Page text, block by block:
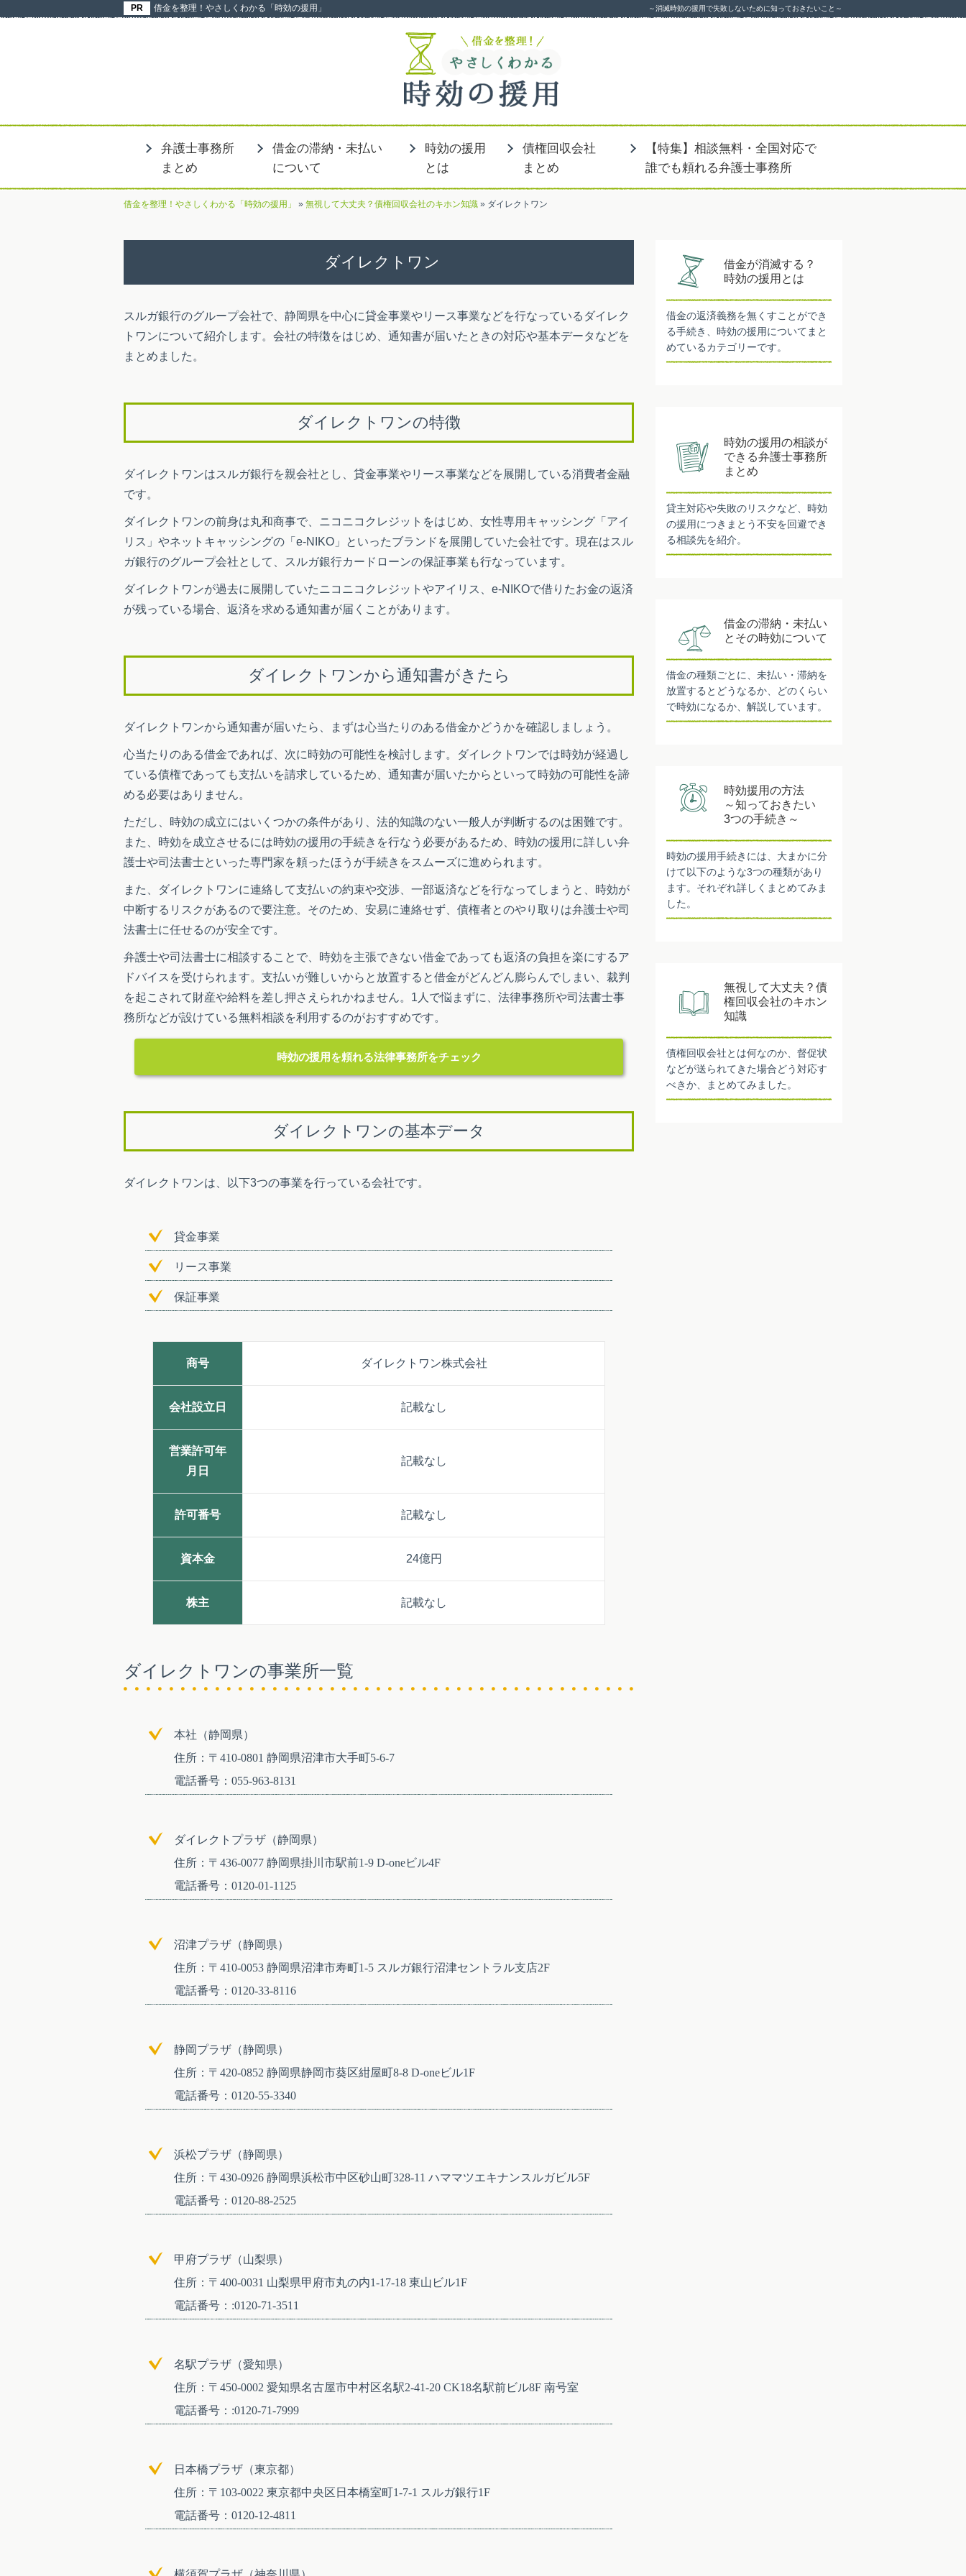
借金を整理！やさしくわかる「時効の援用」 ～消滅時効の援用で失敗しないために知っておきたいこと～
弁護士事務所
まとめ
借金の滞納・未払い
について
時効の援用
とは
債権回収会社
まとめ
【特集】相談無料・全国対応で
誰でも頼れる弁護士事務所
借金を整理！やさしくわかる「時効の援用」 » 無視して大丈夫？債権回収会社のキホン知識 » ダイレクトワン
ダイレクトワン
スルガ銀行のグループ会社で、静岡県を中心に貸金事業やリース事業などを行なっているダイレク
トワンについて紹介します。会社の特徴をはじめ、通知書が届いたときの対応や基本データなどを
まとめました。
ダイレクトワンの特徴
ダイレクトワンはスルガ銀行を親会社とし、貸金事業やリース事業などを展開している消費者金融
です。
ダイレクトワンの前身は丸和商事で、ニコニコクレジットをはじめ、女性専用キャッシング「アイ
リス」やネットキャッシングの「e-NIKO」といったブランドを展開していた会社です。現在はスル
ガ銀行のグループ会社として、スルガ銀行カードローンの保証事業も行なっています。
ダイレクトワンが過去に展開していたニコニコクレジットやアイリス、e-NIKOで借りたお金の返済
が残っている場合、返済を求める通知書が届くことがあります。
ダイレクトワンから通知書がきたら
ダイレクトワンから通知書が届いたら、まずは心当たりのある借金かどうかを確認しましょう。
心当たりのある借金であれば、次に時効の可能性を検討します。ダイレクトワンでは時効が経過し
ている債権であっても支払いを請求しているため、通知書が届いたからといって時効の可能性を諦
める必要はありません。
ただし、時効の成立にはいくつかの条件があり、法的知識のない一般人が判断するのは困難です。
また、時効を成立させるには時効の援用の手続きを行なう必要があるため、時効の援用に詳しい弁
護士や司法書士といった専門家を頼ったほうが手続きをスムーズに進められます。
また、ダイレクトワンに連絡して支払いの約束や交渉、一部返済などを行なってしまうと、時効が
中断するリスクがあるので要注意。そのため、安易に連絡せず、債権者とのやり取りは弁護士や司
法書士に任せるのが安全です。
弁護士や司法書士に相談することで、時効を主張できない借金であっても返済の負担を楽にするア
ドバイスを受けられます。支払いが難しいからと放置すると借金がどんどん膨らんでしまい、裁判
を起こされて財産や給料を差し押さえられかねません。1人で悩まずに、法律事務所や司法書士事
務所などが設けている無料相談を利用するのがおすすめです。
時効の援用を頼れる法律事務所をチェック
ダイレクトワンの基本データ
ダイレクトワンは、以下3つの事業を行っている会社です。
貸金事業
リース事業
保証事業
商号 ダイレクトワン株式会社
会社設立日 記載なし
営業許可年
月日
記載なし
許可番号 記載なし
資本金 24億円
株主 記載なし
ダイレクトワンの事業所一覧
本社（静岡県）
住所：〒410-0801 静岡県沼津市大手町5-6-7
電話番号：055-963-8131
ダイレクトプラザ（静岡県）
住所：〒436-0077 静岡県掛川市駅前1-9 D-oneビル4F
電話番号：0120-01-1125
沼津プラザ（静岡県）
住所：〒410-0053 静岡県沼津市寿町1-5 スルガ銀行沼津セントラル支店2F
電話番号：0120-33-8116
静岡プラザ（静岡県）
住所：〒420-0852 静岡県静岡市葵区紺屋町8-8 D-oneビル1F
電話番号：0120-55-3340
浜松プラザ（静岡県）
住所：〒430-0926 静岡県浜松市中区砂山町328-11 ハママツエキナンスルガビル5F
電話番号：0120-88-2525
甲府プラザ（山梨県）
住所：〒400-0031 山梨県甲府市丸の内1-17-18 東山ビル1F
電話番号：:0120-71-3511
名駅プラザ（愛知県）
住所：〒450-0002 愛知県名古屋市中村区名駅2-41-20 CK18名駅前ビル8F 南号室
電話番号：:0120-71-7999
日本橋プラザ（東京都）
住所：〒103-0022 東京都中央区日本橋室町1-7-1 スルガ銀行1F
電話番号：0120-12-4811
借金が消滅する？
時効の援用とは
借金の返済義務を無くすことができ
る手続き、時効の援用についてまと
めているカテゴリーです。
時効の援用の相談が
できる弁護士事務所
まとめ
貸主対応や失敗のリスクなど、時効
の援用につきまとう不安を回避でき
る相談先を紹介。
借金の滞納・未払い
とその時効について
借金の種類ごとに、未払い・滞納を
放置するとどうなるか、どのくらい
で時効になるか、解説しています。
時効援用の方法
～知っておきたい
3つの手続き～
時効の援用手続きには、大まかに分
けて以下のような3つの種類があり
ます。それぞれ詳しくまとめてみま
した。
無視して大丈夫？債
権回収会社のキホン
知識
債権回収会社とは何なのか、督促状
などが送られてきた場合どう対応す
べきか、まとめてみました。